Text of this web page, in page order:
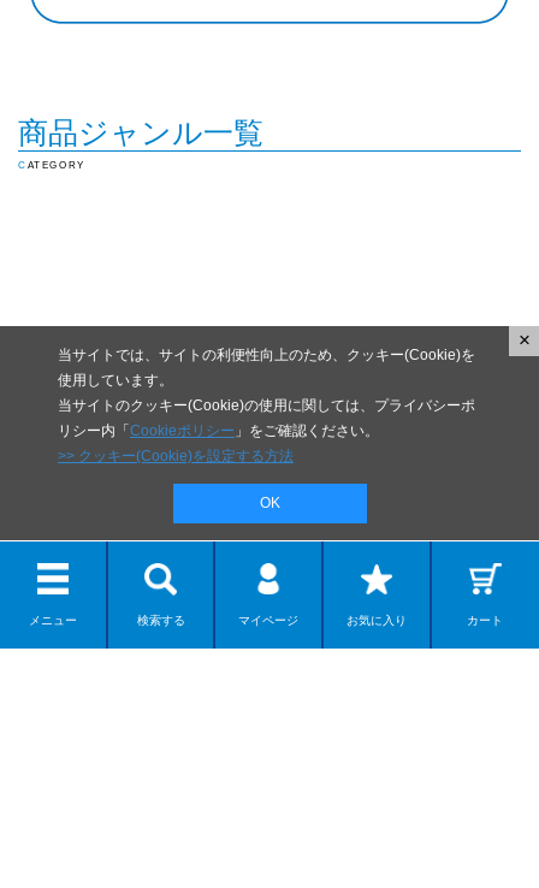
商品ジャンル一覧
CATEGORY
メニュー 検索する マイページ お気に入り カート
当サイトでは、サイトの利便性向上のため、クッキー(Cookie)を
使用しています。
当サイトのクッキー(Cookie)の使用に関しては、プライバシーポ
リシー内「 Cookieポリシー 」をご確認ください。
>> クッキー(Cookie)を設定する方法
OK
×